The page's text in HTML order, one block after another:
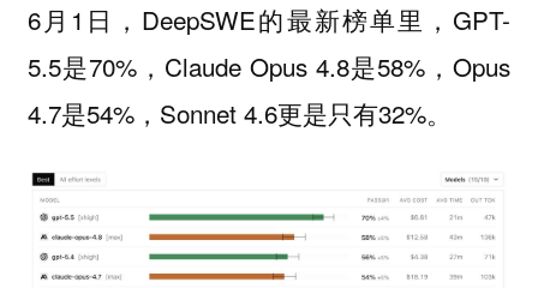
6月1日，DeepSWE的最新榜单里，GPT-
5.5是70%，Claude Opus 4.8是58%，Opus
4.7是54%，Sonnet 4.6更是只有32%。